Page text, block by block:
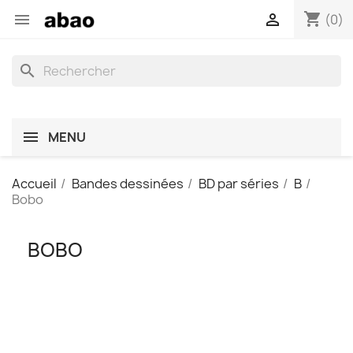
 shopping_cart (0)

search
MENU
Accueil Bandes dessinées BD par séries
B
Bobo
BOBO